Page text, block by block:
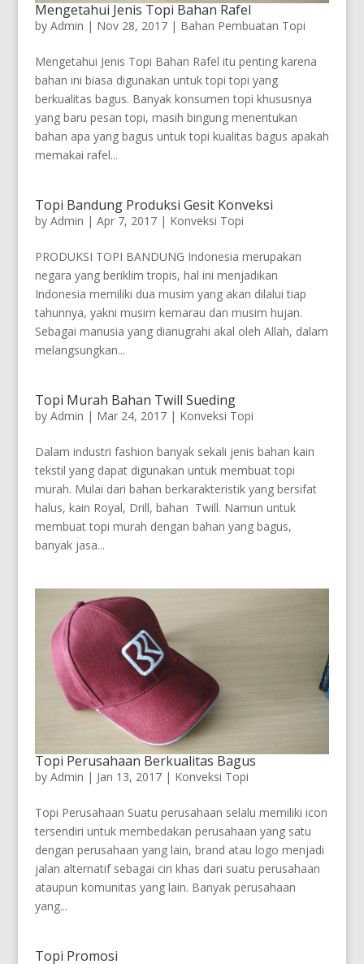
Mengetahui Jenis Topi Bahan Rafel
by Admin | Nov 28, 2017| Bahan Pembuatan Topi
Mengetahui Jenis Topi Bahan Rafel itu penting karena
bahan ini biasa digunakan untuk topi topi yang
berkualitas bagus. Banyak konsumen topi khususnya
yang baru pesan topi, masih bingung menentukan
bahan apa yang bagus untuk topi kualitas bagus apakah
memakai rafel...
Topi Bandung Produksi Gesit Konveksi
by Admin | Apr 7, 2017| Konveksi Topi
PRODUKSI TOPI BANDUNG Indonesia merupakan
negara yang beriklim tropis, hal ini menjadikan
Indonesia memiliki dua musim yang akan dilalui tiap
tahunnya, yakni musim kemarau dan musim hujan.
Sebagai manusia yang dianugrahi akal oleh Allah, dalam
melangsungkan...
Topi Murah Bahan Twill Sueding
by Admin | Mar 24, 2017| Konveksi Topi
Dalam industri fashion banyak sekali jenis bahan kain
tekstil yang dapat digunakan untuk membuat topi
murah. Mulai dari bahan berkarakteristik yang bersifat
halus, kain Royal, Drill, bahan Twill. Namun untuk
membuat topi murah dengan bahan yang bagus,
banyak jasa...
Topi Perusahaan Berkualitas Bagus
by Admin | Jan 13, 2017| Konveksi Topi
Topi Perusahaan Suatu perusahaan selalu memiliki icon
tersendiri untuk membedakan perusahaan yang satu
dengan perusahaan yang lain, brand atau logo menjadi
jalan alternatif sebagai ciri khas dari suatu perusahaan
ataupun komunitas yang lain. Banyak perusahaan
yang...
Topi Promosi